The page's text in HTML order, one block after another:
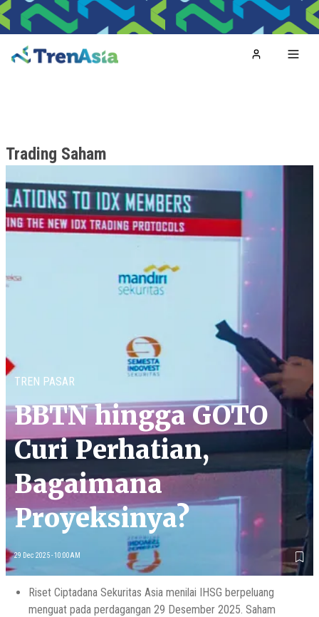
Home
Trading Saham
TREN PASAR
BBTN hingga GOTO
Curi Perhatian,
Bagaimana
Proyeksinya?
29 Dec 2025 - 10:00AM
Riset Ciptadana Sekuritas Asia menilai IHSG berpeluang
menguat pada perdagangan 29 Desember 2025. Saham